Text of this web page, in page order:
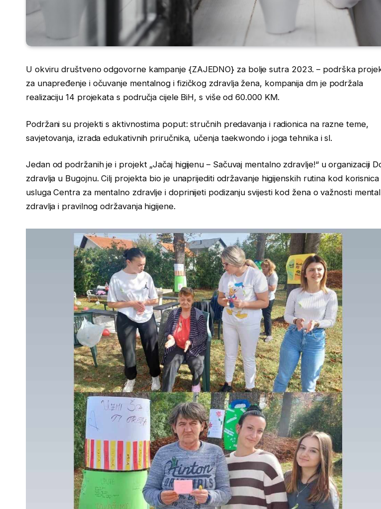
U okviru društveno odgovorne kampanje {ZAJEDNO} za bolje sutra 2023. – podrška
za unapređenje i očuvanje mentalnog i fizičkog zdravlja žena, kompanija dm je podržala
realizaciju 14 projekata s područja cijele BiH, s više od 60.000 KM.
Podržani su projekti s aktivnostima poput: stručnih predavanja i radionica na razne teme,
savjetovanja, izrada edukativnih priručnika, učenja taekwondo i joga tehnika i sl.
Jedan od podržanih je i projekt „Jačaj higijenu – Sačuvaj mentalno zdravlje!“ u organizaciji
zdravlja u Bugojnu. Cilj projekta bio je unaprijediti održavanje higijenskih rutina kod korisnica
usluga Centra za mentalno zdravlje i doprinijeti podizanju svijesti kod žena o važnosti
zdravlja i pravilnog održavanja higijene.